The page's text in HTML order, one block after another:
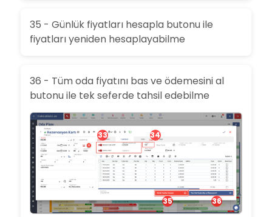
35 - Günlük fiyatları hesapla butonu ile
fiyatları yeniden hesaplayabilme
36 - Tüm oda fiyatını bas ve ödemesini al
butonu ile tek seferde tahsil edebilme
33 34
35 36